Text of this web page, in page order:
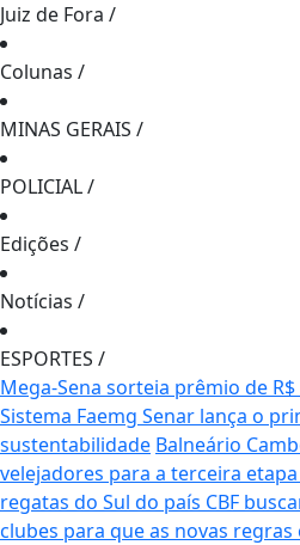
Juiz de Fora /
Colunas /
MINAS GERAIS /
POLICIAL/
Edições /
Notícias /
ESPORTES /
Mega-Sena sorteia prêmio de
Sistema Faemg Senar lança o
sustentabilidade Balneário
velejadores para a terceira
regatas do Sul do país CBF
clubes para que as novas regras